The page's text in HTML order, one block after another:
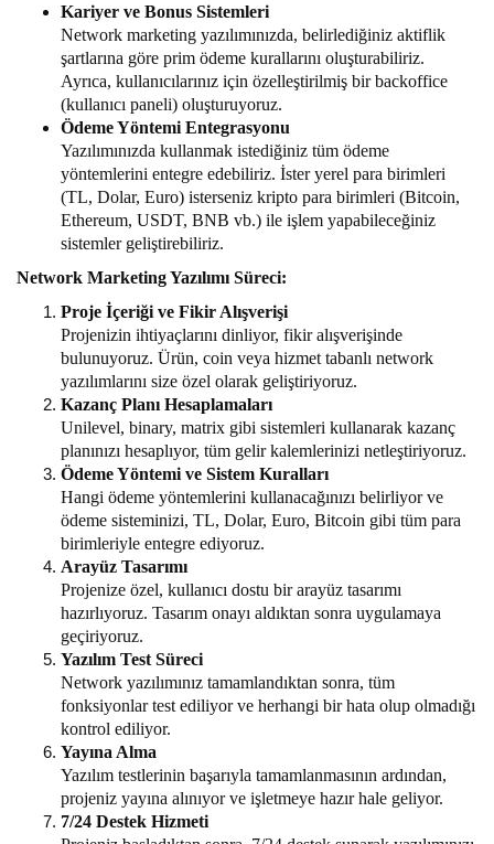
Kariyer ve Bonus Sistemleri
Network marketing yazılımınızda, belirlediğiniz aktiflik
şartlarına göre prim ödeme kurallarını oluşturabiliriz.
Ayrıca, kullanıcılarınız için özelleştirilmiş bir backoffice
(kullanıcı paneli) oluşturuyoruz.
Ödeme Yöntemi Entegrasyonu
Yazılımınızda kullanmak istediğiniz tüm ödeme
yöntemlerini entegre edebiliriz. İster yerel para birimleri
(TL, Dolar, Euro) isterseniz kripto para birimleri (Bitcoin,
Ethereum, USDT, BNB vb.) ile işlem yapabileceğiniz
sistemler geliştirebiliriz.
Network Marketing Yazılımı Süreci:
Proje İçeriği ve Fikir Alışverişi
Projenizin ihtiyaçlarını dinliyor, fikir alışverişinde
bulunuyoruz. Ürün, coin veya hizmet tabanlı network
yazılımlarını size özel olarak geliştiriyoruz.
Kazanç Planı Hesaplamaları
Unilevel, binary, matrix gibi sistemleri kullanarak kazanç
planınızı hesaplıyor, tüm gelir kalemlerinizi netleştiriyoruz.
Ödeme Yöntemi ve Sistem Kuralları
Hangi ödeme yöntemlerini kullanacağınızı belirliyor ve
ödeme sisteminizi, TL, Dolar, Euro, Bitcoin gibi tüm para
birimleriyle entegre ediyoruz.
Arayüz Tasarımı
Projenize özel, kullanıcı dostu bir arayüz tasarımı
hazırlıyoruz. Tasarım onayı aldıktan sonra uygulamaya
geçiriyoruz.
Yazılım Test Süreci
Network yazılımınız tamamlandıktan sonra, tüm
fonksiyonlar test ediliyor ve herhangi bir hata olup olmadığı
kontrol ediliyor.
Yayına Alma
Yazılım testlerinin başarıyla tamamlanmasının ardından,
projeniz yayına alınıyor ve işletmeye hazır hale geliyor.
7/24 Destek Hizmeti